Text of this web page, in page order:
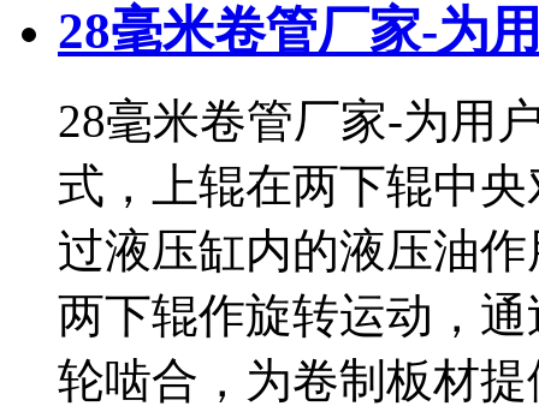
28毫米卷管厂家-为
28毫米卷管厂家-为用
式，上辊在两下辊中
过液压缸内的液压油
两下辊作旋转运动，
轮啮合，为卷制板材